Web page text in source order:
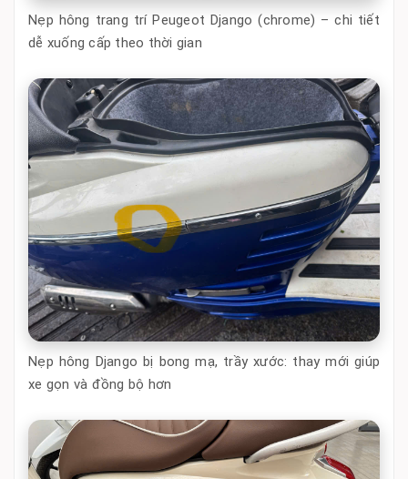
Nẹp hông trang trí Peugeot Django (chrome) – chi tiết
dễ xuống cấp theo thời gian
Nẹp hông Django bị bong mạ, trầy xước: thay mới giúp
xe gọn và đồng bộ hơn